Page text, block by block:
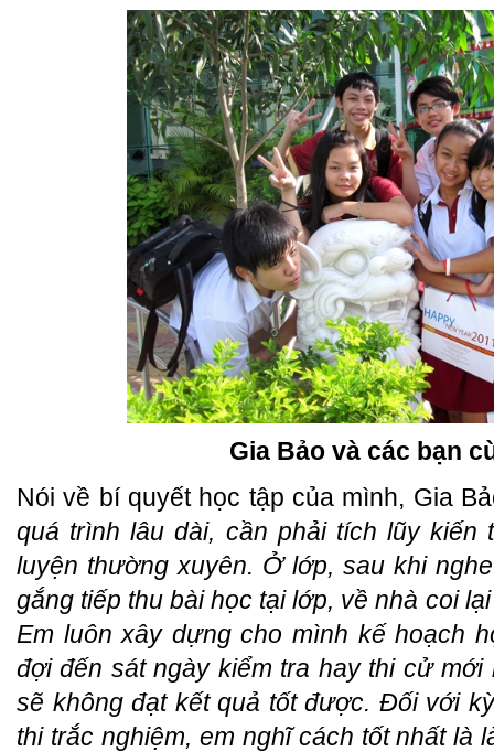
Gia Bảo và các bạn
Nói về bí quyết học tập của mình, Gia
quá trình lâu dài, cần phải tích lũy kiến
luyện thường xuyên. Ở lớp, sau khi
gắng tiếp thu bài học tại lớp, về nhà coi
Em luôn xây dựng cho mình kế hoạch
đợi đến sát ngày kiểm tra hay thi cử
sẽ không đạt kết quả tốt được. Đối với
thi trắc nghiệm, em nghĩ cách tốt nhất là